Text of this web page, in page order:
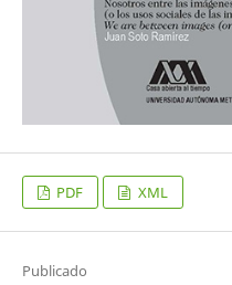
PDF XML
Publicado